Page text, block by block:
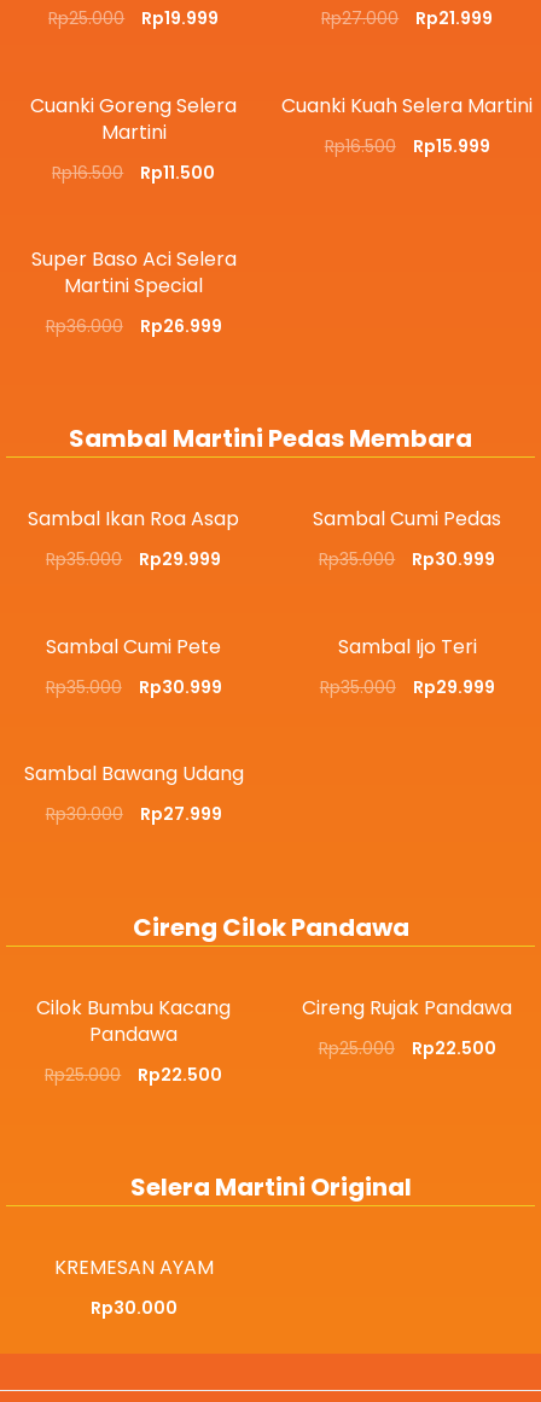
Rp25.000 Rp19.999 Rp27.000 Rp21.999
Cuanki Goreng Selera
Martini
Rp16.500 Rp11.500
Cuanki Kuah Selera Martini
Rp16.500 Rp15.999
Super Baso Aci Selera
Martini Special
Rp36.000 Rp26.999
Sambal Martini Pedas Membara
Sambal Ikan Roa Asap
Rp35.000 Rp29.999
Sambal Cumi Pedas
Rp35.000 Rp30.999
Sambal Cumi Pete
Rp35.000 Rp30.999
Sambal Ijo Teri
Rp35.000 Rp29.999
Sambal Bawang Udang
Rp30.000 Rp27.999
Cireng Cilok Pandawa
Cilok Bumbu Kacang
Pandawa
Rp25.000 Rp22.500
Cireng Rujak Pandawa
Rp25.000 Rp22.500
Selera Martini Original
KREMESAN AYAM
Rp30.000